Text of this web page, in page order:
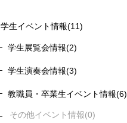
学生イベント情報(11)
学生展覧会情報(2)
学生演奏会情報(3)
教職員・卒業生イベント情報(6)
その他イベント情報